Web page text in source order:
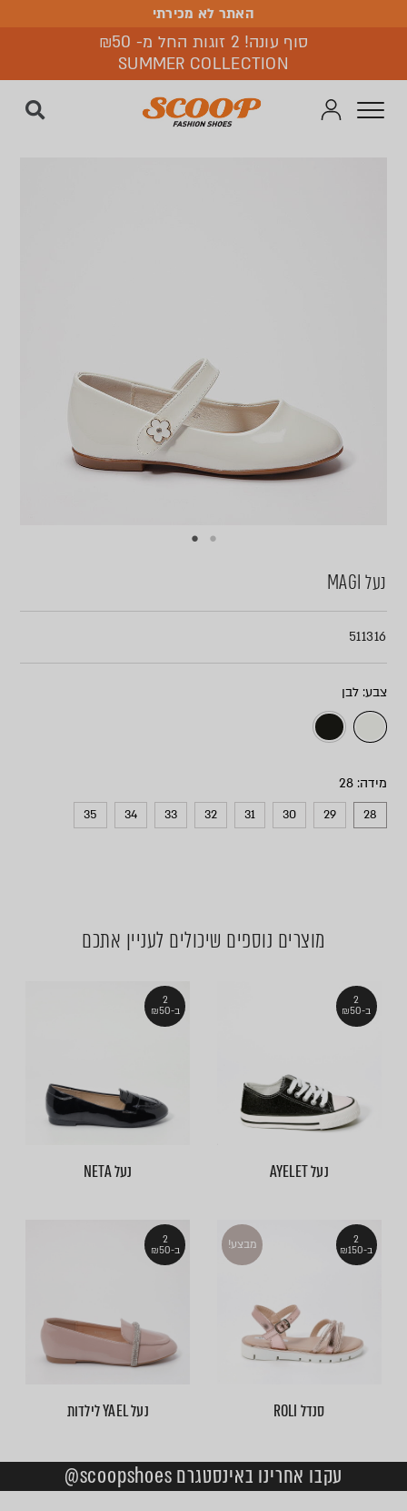
האתר לא מכירתי
האתר לא מכירתי
סוף עונה! 2 זוגות החל מ- ₪50
SUMMER COLLECTION
נעל MAGI
511316
צבע
מידה
28
29
30
31
32
33
34
35
מוצרים נוספים שיכולים לעניין אתכם
2
ב-₪50
נעל AYELET
2
ב-₪50
נעל NETA
2
ב-₪150
מבצע!
סנדל ROLI
2
ב-₪50
נעל YAEL לילדות
עקבו אחרינו באינסטגרם scoopshoes@